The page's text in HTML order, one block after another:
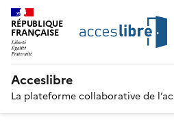
RÉPUBLIQUE
FRANÇAISE
Acceslibre
La plateforme collaborative de